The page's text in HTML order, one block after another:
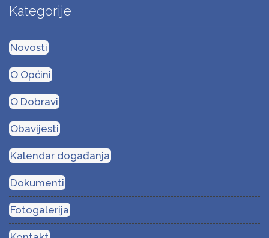
Kategorije
Novosti
O Općini
O Dobravi
Obavijesti
Kalendar događanja
Dokumenti
Fotogalerija